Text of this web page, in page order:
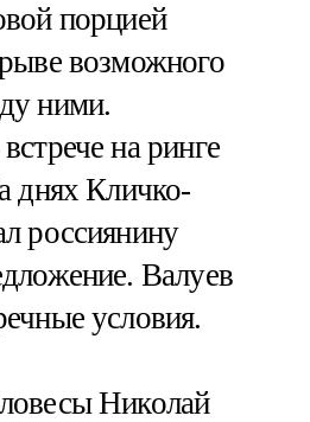
порцией
возможного
ними.
на ринге
днях Кличко-
россиянину
Валуев
условия.
Николай